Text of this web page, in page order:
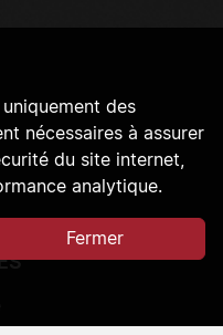
Twitter
sur Instagram
des
nécessaires à assurer
du site internet,
analytique.
Fermer